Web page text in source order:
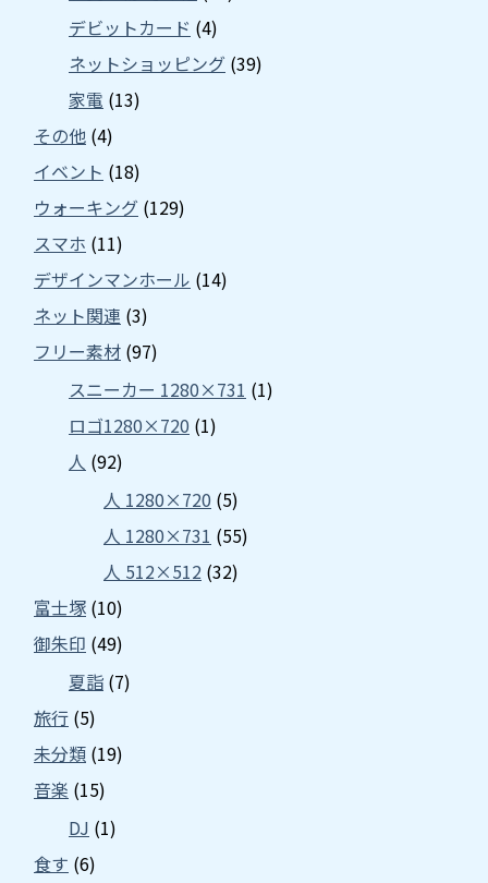
デビットカード (4)
ネットショッピング (39)
家電 (13)
その他 (4)
イベント (18)
ウォーキング (129)
スマホ (11)
デザインマンホール (14)
ネット関連 (3)
フリー素材 (97)
スニーカー 1280×731 (1)
ロゴ1280×720 (1)
人 (92)
人 1280×720 (5)
人 1280×731 (55)
人 512×512 (32)
富士塚 (10)
御朱印 (49)
夏詣 (7)
旅行 (5)
未分類 (19)
音楽 (15)
DJ (1)
食す (6)